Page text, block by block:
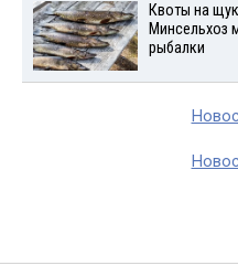
Квоты на
Минсельхоз
рыбалки